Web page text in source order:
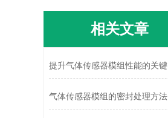
相关文章
气体传感器模组的密封处理方法